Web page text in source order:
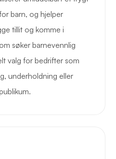
barn, og hjelper
tillit og komme i
søker barnevennlig
valg for bedrifter som
underholdning eller